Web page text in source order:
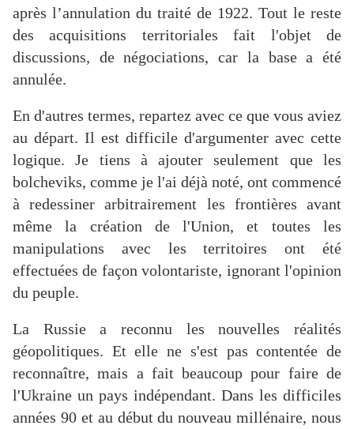
après l’annulation du traité de 1922. Tout le reste
des acquisitions territoriales fait l'objet de
discussions, de négociations, car la base a été
annulée.
En d'autres termes, repartez avec ce que vous aviez
au départ. Il est difficile d'argumenter avec cette
logique. Je tiens à ajouter seulement que les
bolcheviks, comme je l'ai déjà noté, ont commencé
à redessiner arbitrairement les frontières avant
même la création de l'Union, et toutes les
manipulations avec les territoires ont été
effectuées de façon volontariste, ignorant l'opinion
du peuple.
La Russie a reconnu les nouvelles réalités
géopolitiques. Et elle ne s'est pas contentée de
reconnaître, mais a fait beaucoup pour faire de
l'Ukraine un pays indépendant. Dans les difficiles
années 90 et au début du nouveau millénaire, nous